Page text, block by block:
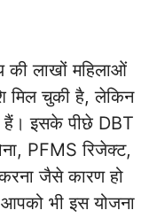
की लाखों महिलाओं
मिल चुकी है, लेकिन
हैं। इसके पीछे DBT
PFMS रिजेक्ट,
जैसे कारण हो
भी इस योजना